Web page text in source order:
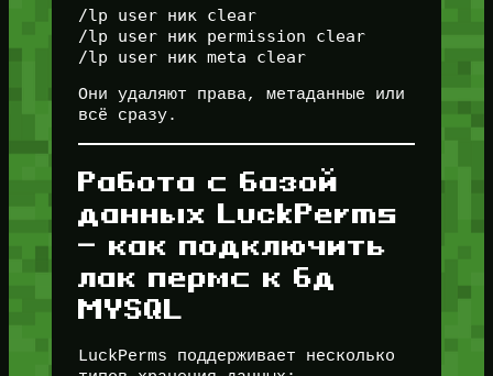
/lp user ник clear
/lp user ник permission clear
/lp user ник meta clear
Они удаляют права, метаданные или
всё сразу.
Работа с базой
данных LuckPerms
— как подключить
лак пермс к бд
MYSQL
LuckPerms поддерживает несколько